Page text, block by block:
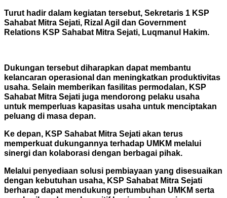
Turut hadir dalam kegiatan tersebut, Sekretaris 1 KSP
Sahabat Mitra Sejati, Rizal Agil dan Government
Relations KSP Sahabat Mitra Sejati, Luqmanul Hakim.
Dukungan tersebut diharapkan dapat membantu
kelancaran operasional dan meningkatkan produktivitas
usaha. Selain memberikan fasilitas permodalan, KSP
Sahabat Mitra Sejati juga mendorong pelaku usaha
untuk memperluas kapasitas usaha untuk menciptakan
peluang di masa depan.
Ke depan, KSP Sahabat Mitra Sejati akan terus
memperkuat dukungannya terhadap UMKM melalui
sinergi dan kolaborasi dengan berbagai pihak.
Melalui penyediaan solusi pembiayaan yang disesuaikan
dengan kebutuhan usaha, KSP Sahabat Mitra Sejati
berharap dapat mendukung pertumbuhan UMKM serta